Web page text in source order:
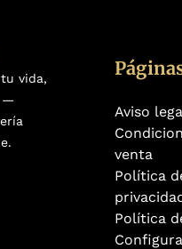
vida,
—
Aviso
venta
Política
Política